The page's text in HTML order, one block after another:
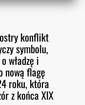
konflikt
symbolu,
władzę i
nową flagę
roku, która
z końca XIX